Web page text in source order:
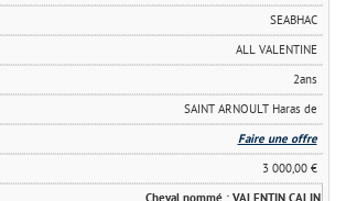
SEABHAC
ALL VALENTINE
2ans
SAINT ARNOULT Haras de
Faire une offre
3 000,00 €
Cheval nommé : VALENTIN CALIN